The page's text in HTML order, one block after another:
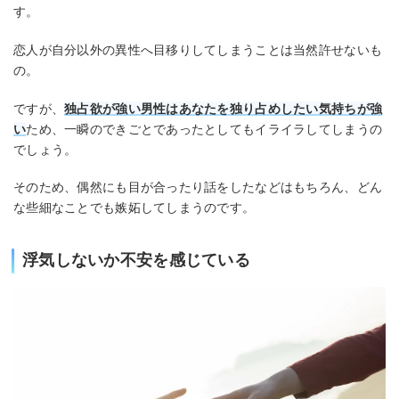
す。
恋人が自分以外の異性へ目移りしてしまうことは当然許せないも
の。
ですが、独占欲が強い男性はあなたを独り占めしたい気持ちが強
いため、一瞬のできごとであったとしてもイライラしてしまうの
でしょう。
そのため、偶然にも目が合ったり話をしたなどはもちろん、どん
な些細なことでも嫉妬してしまうのです。
浮気しないか不安を感じている